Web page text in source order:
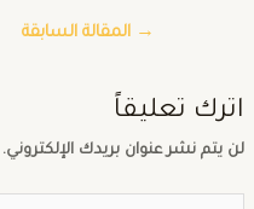
→المقالة السابقة
تعليقاً
يتم نشر عنوان بريدك الإلكتروني.